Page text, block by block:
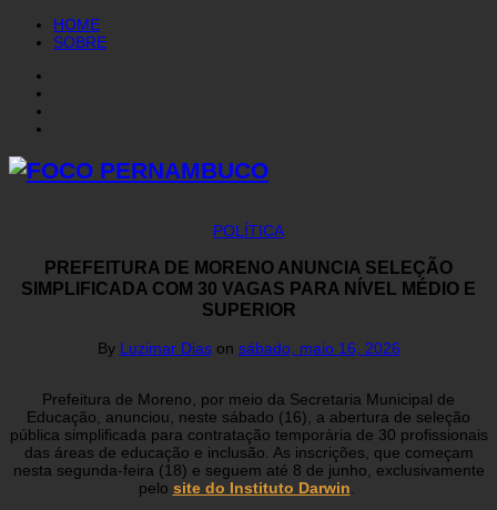
HOME
SOBRE
POLÍTICA
PREFEITURA DE MORENO ANUNCIA SELEÇÃO
SIMPLIFICADA COM 30 VAGAS PARA NÍVEL MÉDIO E
SUPERIOR
By Luzimar Dias on sábado, maio 16, 2026
Prefeitura de Moreno, por meio da Secretaria Municipal de
Educação, anunciou, neste sábado (16), a abertura de seleção
pública simplificada para contratação temporária de 30 profissionais
das áreas de educação e inclusão. As inscrições, que começam
nesta segunda-feira (18) e seguem até 8 de junho, exclusivamente
pelo site do Instituto Darwin